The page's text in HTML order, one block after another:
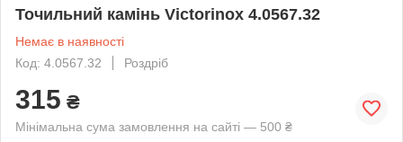
Точильний камінь Victorinox 4.0567.32
Немає в наявності
Код: 4.0567.32
Роздріб
315 ₴
Мінімальна сума замовлення на сайті — 500 ₴